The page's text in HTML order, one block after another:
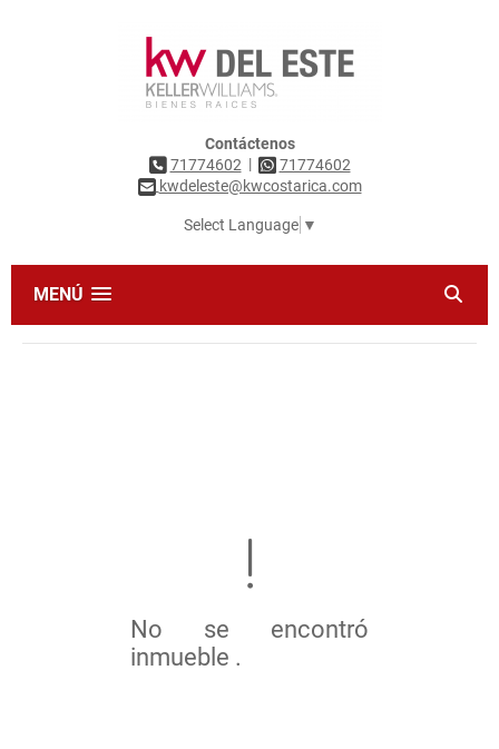
Contáctenos
71774602 |
71774602
kwdeleste@kwcostarica.com
Select Language ▼
MENÚ
No se encontró
inmueble .